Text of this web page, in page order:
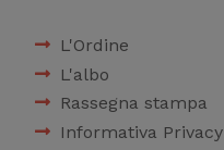
L'Ordine
L'albo
Rassegna stampa
Informativa Privacy